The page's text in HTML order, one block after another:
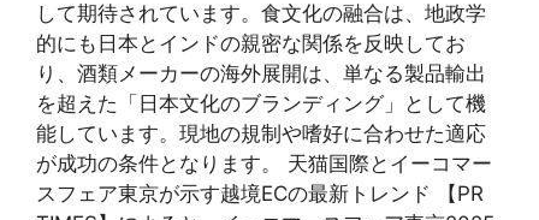
して期待されています。食文化の融合は、地政学
的にも日本とインドの親密な関係を反映してお
り、酒類メーカーの海外展開は、単なる製品輸出
を超えた「日本文化のブランディング」として機
能しています。現地の規制や嗜好に合わせた適応
が成功の条件となります。 天猫国際とイーコマー
スフェア東京が示す越境ECの最新トレンド 【PR